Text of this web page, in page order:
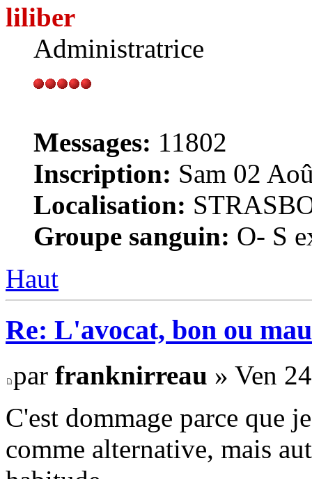
liliber
Administratrice
Messages: 11802
Inscription: Sam 02
Localisation:
Groupe sanguin: O- S
Haut
Re: L'avocat, bon ou
par franknirreau » Ven
C'est dommage parce que
comme alternative, mais